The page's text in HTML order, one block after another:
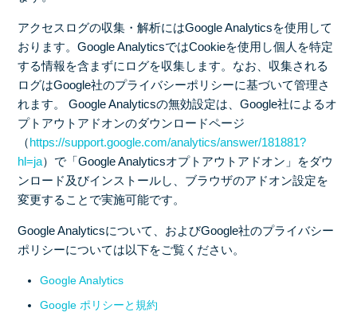
アクセスログの収集・解析にはGoogle Analyticsを使用して
おります。Google AnalyticsではCookieを使用し個人を特定
する情報を含まずにログを収集します。なお、収集される
ログはGoogle社のプライバシーポリシーに基づいて管理さ
れます。 Google Analyticsの無効設定は、Google社によるオ
プトアウトアドオンのダウンロードページ
（https://support.google.com/analytics/answer/181881?
hl=ja）で「Google Analyticsオプトアウトアドオン」をダウ
ンロード及びインストールし、ブラウザのアドオン設定を
変更することで実施可能です。
Google Analyticsについて、およびGoogle社のプライバシー
ポリシーについては以下をご覧ください。
Google Analytics
Google ポリシーと規約